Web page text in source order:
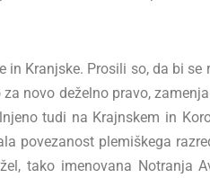
Kranjske. Prosili so, da bi
novo deželno pravo,
tudi na Krajnskem in
povezanost plemiškega
tako imenovana Notranja